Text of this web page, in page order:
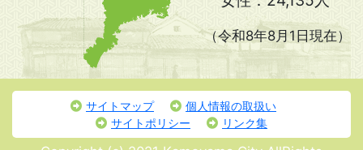
（令和8年8月1日現在）
サイトマップ
個人情報の取扱い
サイトポリシー
リンク集